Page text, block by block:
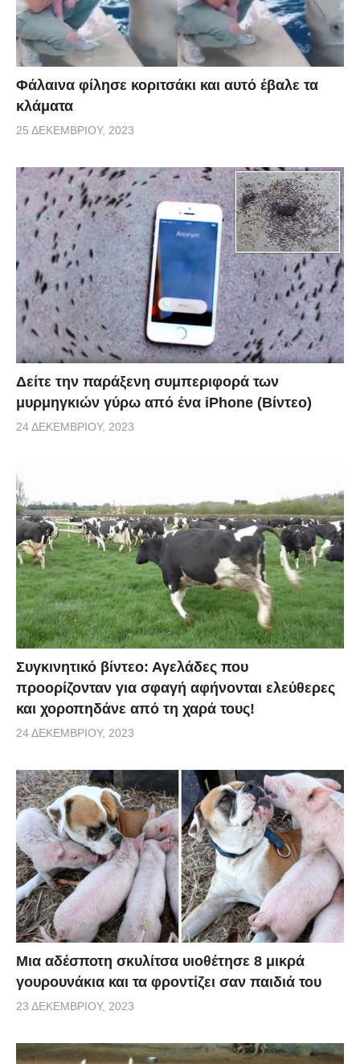
Φάλαινα φίλησε κοριτσάκι και αυτό έβαλε τα
κλάματα
25 ΔΕΚΕΜΒΡΊΟΥ, 2023
Δείτε την παράξενη συμπεριφορά των
μυρμηγκιών γύρω από ένα iPhone (Βίντεο)
24 ΔΕΚΕΜΒΡΊΟΥ, 2023
Συγκινητικό βίντεο: Αγελάδες που
προορίζονταν για σφαγή αφήνονται ελεύθερες
και χοροπηδάνε από τη χαρά τους!
24 ΔΕΚΕΜΒΡΊΟΥ, 2023
Μια αδέσποτη σκυλίτσα υιοθέτησε 8 μικρά
γουρουνάκια και τα φροντίζει σαν παιδιά του
23 ΔΕΚΕΜΒΡΊΟΥ, 2023